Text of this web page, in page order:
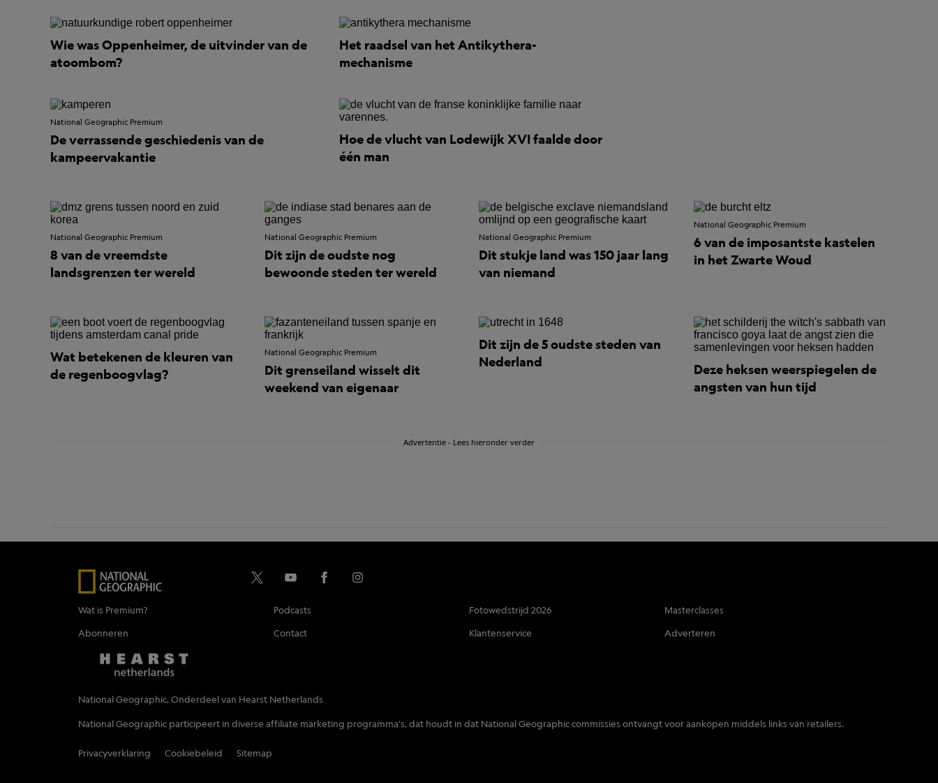
Wie was Oppenheimer, de uitvinder van de
atoombom?
Het raadsel van het Antikythera-
mechanisme
National Geographic Premium
De verrassende geschiedenis van de
kampeervakantie
Hoe de vlucht van Lodewijk XVI faalde door
één man
National Geographic Premium
8 van de vreemdste
landsgrenzen ter wereld
National Geographic Premium
Dit zijn de oudste nog
bewoonde steden ter wereld
National Geographic Premium
Dit stukje land was 150 jaar lang
van niemand
National Geographic Premium
6 van de imposantste kastelen
in het Zwarte Woud
Wat betekenen de kleuren van
de regenboogvlag?
National Geographic Premium
Dit grenseiland wisselt dit
weekend van eigenaar
Dit zijn de 5 oudste steden van
Nederland
Deze heksen weerspiegelen de
angsten van hun tijd
Advertentie - Lees hieronder verder
Wat is Premium? Podcasts Fotowedstrijd 2026
Masterclasses
Abonneren
Contact Klantenservice Adverteren
National Geographic, Onderdeel van Hearst Netherlands
National Geographic participeert in diverse affiliate marketing programma's, dat houdt in dat National Geographic commissies ontvangt voor aankopen middels links van retailers.
Privacyverklaring Cookiebeleid Sitemap